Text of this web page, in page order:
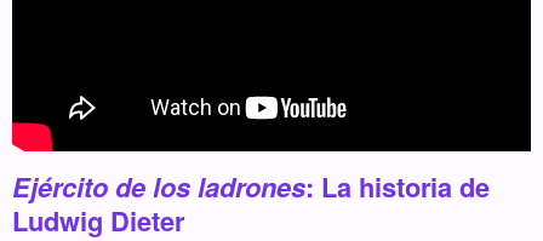
Ejército de los ladrones: La historia de
Ludwig Dieter